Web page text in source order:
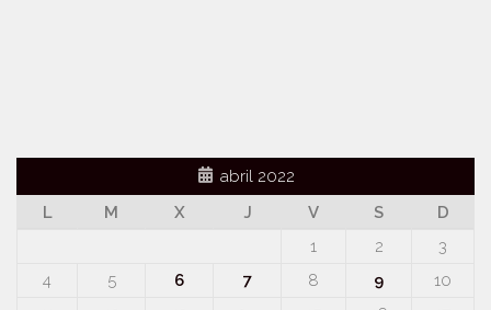
abril 2022
L
M X J V S
D
1
2
3
4
5 6 7 8 9
10